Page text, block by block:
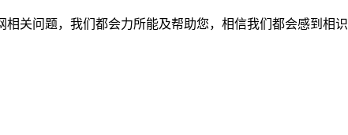
关问题，我们都会力所能及帮助您，相信我们都会感到相